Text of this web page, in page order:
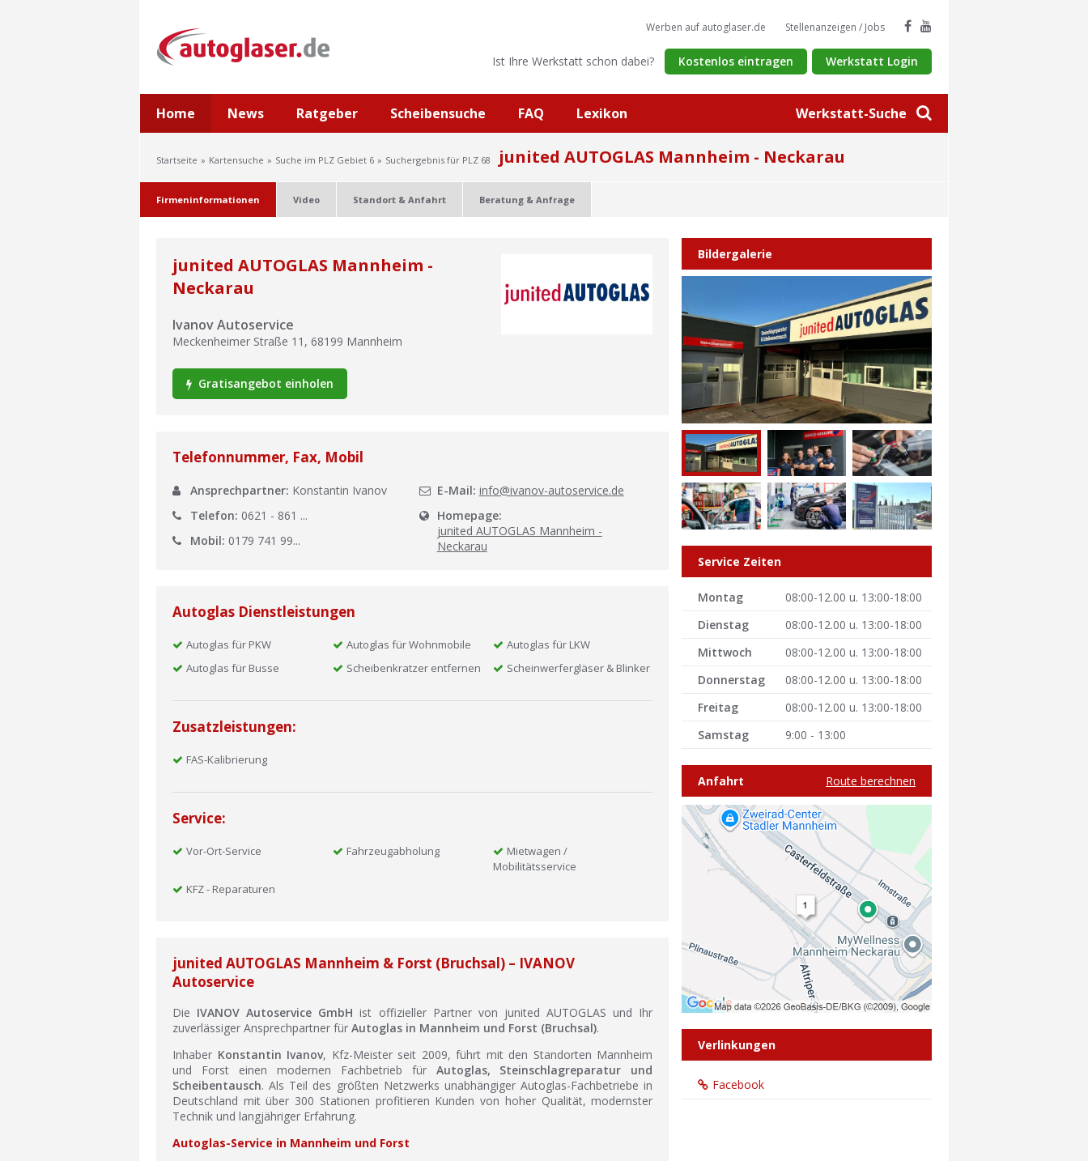
Werkstatt-Suche
Werben auf autoglaser.de Stellenanzeigen / Jobs
Ist Ihre Werkstatt schon dabei? Kostenlos eintragen Werkstatt Login
Home News Ratgeber Scheibensuche FAQ Lexikon
Startseite Kartensuche Suche im PLZ Gebiet 6 Suchergebnis für PLZ 68 junited AUTOGLAS Mannheim - Neckarau
Firmeninformationen Video Standort & Anfahrt Beratung & Anfrage
junited AUTOGLAS Mannheim -
Neckarau
Ivanov Autoservice
Meckenheimer Straße 11 , 68199 Mannheim
Gratisangebot einholen
Telefonnummer, Fax, Mobil
Ansprechpartner: Konstantin Ivanov
Telefon: 0621 - 861 ...
Mobil: 0179 741 99...
E-Mail: info@ivanov-autoservice.de
Homepage:
junited AUTOGLAS Mannheim -
Neckarau
Autoglas Dienstleistungen
Autoglas für PKW Autoglas für Wohnmobile
Autoglas für LKW
Autoglas für Busse
Scheibenkratzer entfernen Scheinwerfergläser & Blinker
Zusatzleistungen:
FAS-Kalibrierung
Service:
Vor-Ort-Service Fahrzeugabholung
Mietwagen /
Mobilitätsservice
KFZ - Reparaturen
junited AUTOGLAS Mannheim & Forst (Bruchsal) – IVANOV
Autoservice
Die IVANOV Autoservice GmbH ist offizieller Partner von junited AUTOGLAS und Ihr
zuverlässiger Ansprechpartner für Autoglas in Mannheim und Forst (Bruchsal).
Inhaber Konstantin Ivanov, Kfz-Meister seit 2009, führt mit den Standorten Mannheim
und Forst einen modernen Fachbetrieb für Autoglas, Steinschlagreparatur und
Scheibentausch. Als Teil des größten Netzwerks unabhängiger Autoglas-Fachbetriebe in
Deutschland mit über 300 Stationen profitieren Kunden von hoher Qualität, modernster
Technik und langjähriger Erfahrung.
Autoglas-Service in Mannheim und Forst
Bildergalerie
Service Zeiten
Montag
08:00-12.00 u. 13:00-18:00
Dienstag
08:00-12.00 u. 13:00-18:00
Mittwoch
08:00-12.00 u. 13:00-18:00
Donnerstag
08:00-12.00 u. 13:00-18:00
Freitag
08:00-12.00 u. 13:00-18:00
Samstag
9:00 - 13:00
Anfahrt Route berechnen
Verlinkungen
Facebook